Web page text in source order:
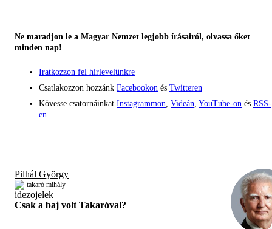
Ne maradjon le a Magyar Nemzet legjobb írásairól, olvassa őket
minden nap!
Iratkozzon fel hírlevelünkre
Csatlakozzon hozzánk Facebookon és Twitteren
Kövesse csatornáinkat Instagrammon, Videán, YouTube-on és RSS-
en
Pilhál György
takaró mihály
Csak a baj volt Takaróval?